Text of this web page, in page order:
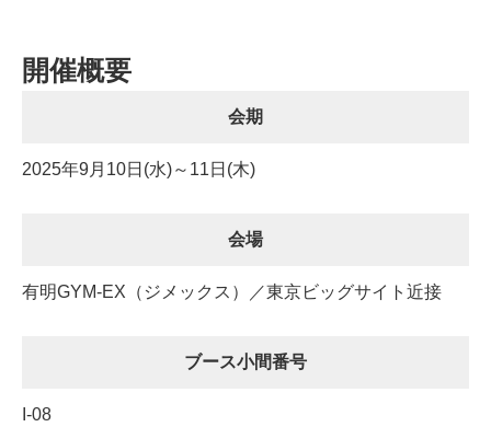
開催概要
会期
2025年9月10日(水)～11日(木)
会場
有明GYM-EX（ジメックス）／東京ビッグサイト近接
ブース小間番号
I-08